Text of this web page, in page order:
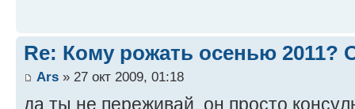
Re: Кому рожать осенью 2011?
Ars » 27 окт 2009, 01:18
да ты не переживай, он просто